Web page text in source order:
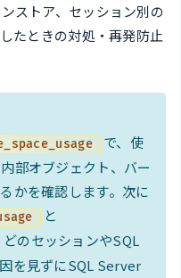
ストア、セッション別の
たときの対処・再発防止
で、使
部オブジェクト、バー
かを確認します。次に
と
どのセッションやSQL
を見ずにSQL Server